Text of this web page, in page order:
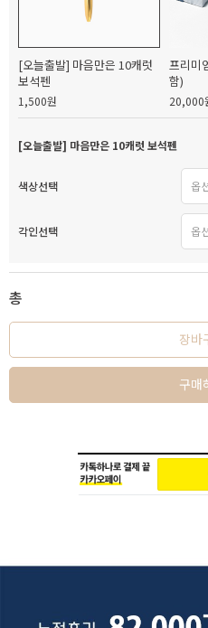
[오늘출발] 마음만은 10캐럿
보석펜
1,500원
프리미
함)
20,000
[오늘출발] 마음만은 10캐럿 보석펜
색상선택
각인선택
총
장바
구매